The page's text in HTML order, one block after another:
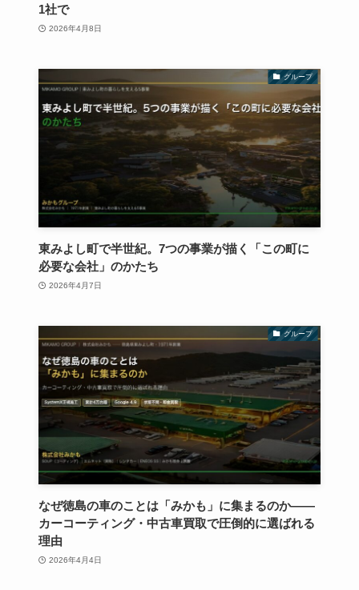
1社で
2026年4月8日
グループ
東みよし町で半世紀。7つの事業が描く「この町に
必要な会社」のかたち
2026年4月7日
グループ
なぜ徳島の車のことは「みかも」に集まるのか——
カーコーティング・中古車買取で圧倒的に選ばれる
理由
2026年4月4日